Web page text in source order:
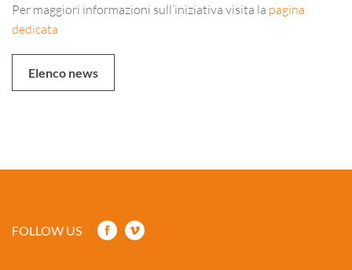
Per maggiori informazioni sull’iniziativa visita la pagina
dedicata
Elenco news
FOLLOW US